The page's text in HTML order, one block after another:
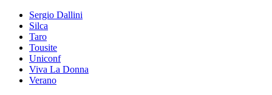
Sergio Dallini
Silca
Taro
Tousite
Uniconf
Viva La Donna
Verano